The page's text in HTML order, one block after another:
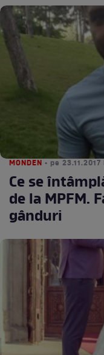
MONDEN • pe
Ce se
de la MPFM.
gânduri